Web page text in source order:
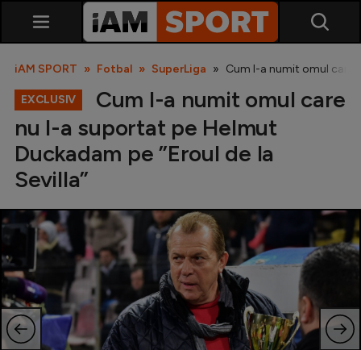
SuperLiga
Liga 2
Cupa României
Echipa Națională
U21
iAM SPORT Fotbal SuperLiga Cum l-a numit omul care
EXCLUSIV
Cum l-a numit omul care
nu l-a suportat pe Helmut
Duckadam pe ”Eroul de la
Sevilla”